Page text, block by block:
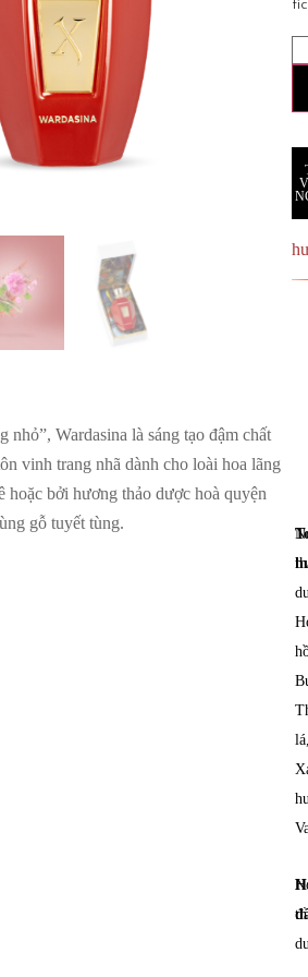
nhỏ”, Wardasina là sáng tạo đậm chất
vinh trang nhã dành cho loài hoa lãng
hoặc bởi hương thảo dược hoà quyện
gỗ tuyết tùng.